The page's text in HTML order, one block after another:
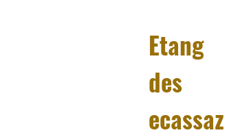
Etang
des
ecassaz